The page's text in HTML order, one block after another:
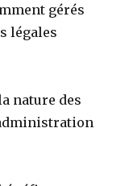
gérés
légales
nature des